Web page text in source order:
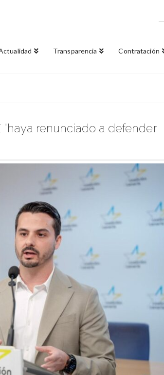
Transparencia Contratación
renunciado a defender